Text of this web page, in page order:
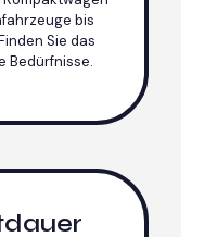
bis
Sie das
Bedürfnisse.